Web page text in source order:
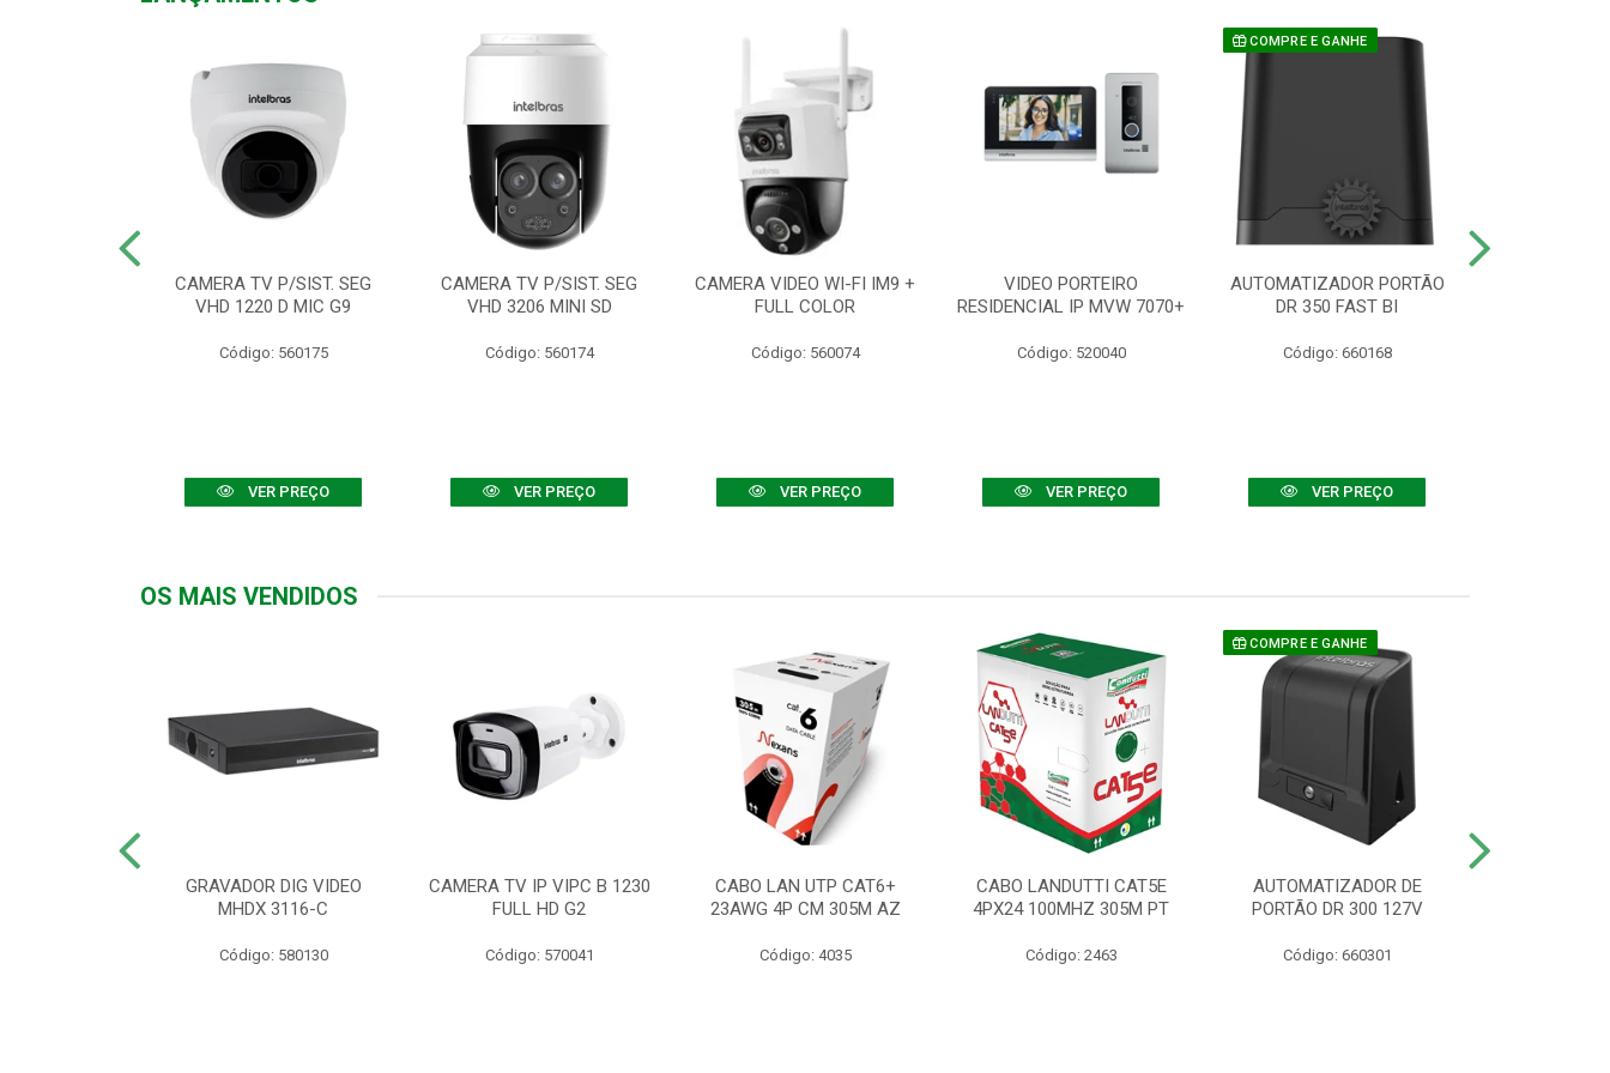
CAMERA TV P/SIST. SEG
VHD 1220 D MIC G9
Código: 560175
VER PREÇO
CAMERA TV P/SIST. SEG
VHD 3206 MINI SD
Código: 560174
VER PREÇO
CAMERA VIDEO WI-FI IM9 +
FULL COLOR
Código: 560074
VER PREÇO
VIDEO PORTEIRO
RESIDENCIAL IP MVW 7070+
Código: 520040
VER PREÇO
COMPRE E GANHE
AUTOMATIZADOR PORTÃO
DR 350 FAST BI
Código: 660168
VER PREÇO
OS MAIS VENDIDOS
GRAVADOR DIG VIDEO
MHDX 3116-C
Código: 580130
CAMERA TV IP VIPC B 1230
FULL HD G2
Código: 570041
CABO LAN UTP CAT6+
23AWG 4P CM 305M AZ
Código: 4035
CABO LANDUTTI CAT5E
4PX24 100MHZ 305M PT
Código: 2463
COMPRE E GANHE
AUTOMATIZADOR DE
PORTÃO DR 300 127V
Código: 660301